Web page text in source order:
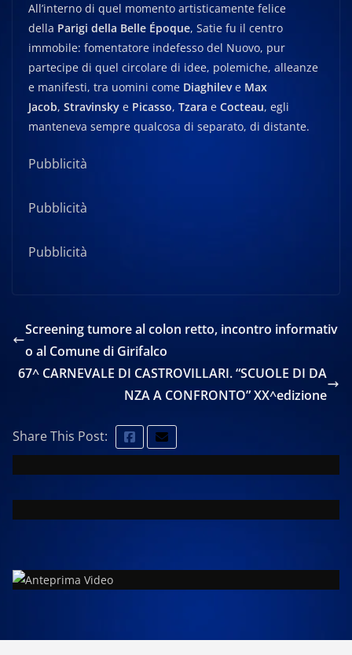
All’interno di quel momento artisticamente felice
della Parigi della Belle Époque, Satie fu il centro
immobile: fomentatore indefesso del Nuovo, pur
partecipe di quel circolare di idee, polemiche, alleanze
e manifesti, tra uomini come Diaghileve Max
Jacob, Stravinsky e Picasso, Tzara e Cocteau, egli
manteneva sempre qualcosa di separato, di distante.
Pubblicità
Pubblicità
Pubblicità
Screening tumore al colon retto, incontro informativ
o al Comune di Girifalco
67^ CARNEVALE DI CASTROVILLARI. “SCUOLE DI DA
NZA A CONFRONTO” XX^edizione
Share This Post: